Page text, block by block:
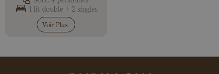
1 lit double + 2 singles
Voir Plus